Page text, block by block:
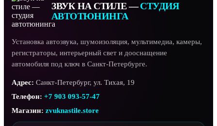
ЗВУК НА СТИЛЕ —СТУДИЯ
АВТОТЮНИНГА
Установка автозвука, шумоизоляция, мультимедиа, камеры,
регистраторы, интерьерный свет и дооснащение
автомобиля под ключ в Санкт-Петербурге.
Адрес: Санкт-Петербург, ул. Тихая, 19
Телефон: +7 903 093-57-47
Магазин: zvuknastile.store